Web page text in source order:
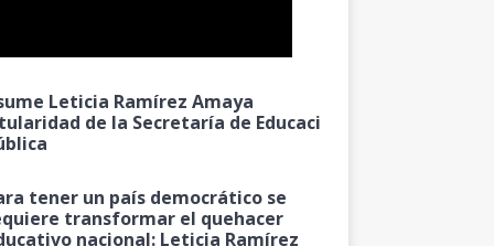
Leticia Ramírez Amaya
de la Secretaría de Educación
tener un país democrático se
transformar el quehacer
nacional: Leticia Ramírez